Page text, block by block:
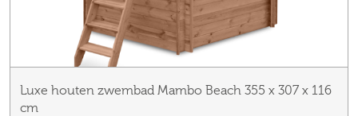
Luxe houten zwembad Mambo Beach 355 x 307 x 116
cm